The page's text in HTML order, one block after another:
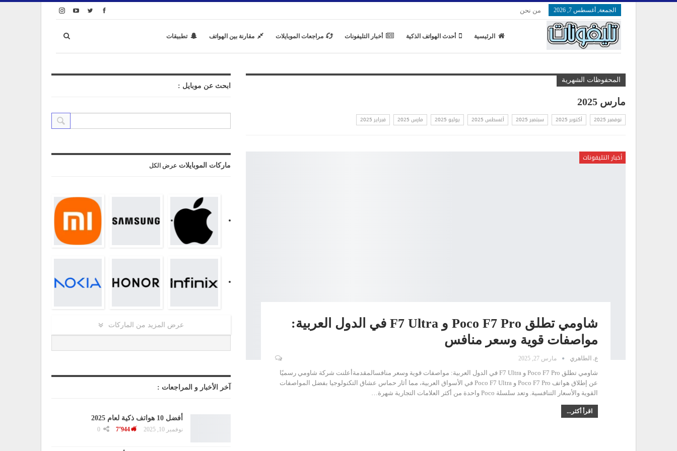
الجمعة, أغسطس 7, 2026 من نحن
الرئيسية أحدث الهواتف الذكية أخبار التليفونات مراجعات الموبايلات مقارنة بين الهواتف تطبيقات
المحفوظات الشهرية
مارس 2025
نوفمبر 2025 أكتوبر 2025 سبتمبر 2025 أغسطس 2025 يوليو 2025 مارس 2025 فبراير 2025
أخبار التليفونات
شاومي تطلق Poco F7 Pro و F7 Ultra في الدول العربية:
مواصفات قوية وسعر منافس
ع. الطاهري مارس 27, 2025
شاومي تطلق Poco F7 Pro و F7 Ultra في الدول العربية: مواصفات قوية وسعر منافسالمقدمةأعلنت شركة شاومي رسميًا
عن إطلاق هواتف Poco F7 Pro و Poco F7 Ultra في الأسواق العربية، مما أثار حماس عشاق التكنولوجيا بفضل المواصفات
القوية والأسعار التنافسية. وتعد سلسلة Poco واحدة من أكثر العلامات التجارية شهرة
…
اقرأ أكثر...
ابحث عن موبايل :
ماركات الموبايلات عرض الكل
عرض المزيد من الماركات
آخر الأخبار و المراجعات :
أفضل 10 هواتف ذكية لعام 2025
نوفمبر 10, 2025 7٬944